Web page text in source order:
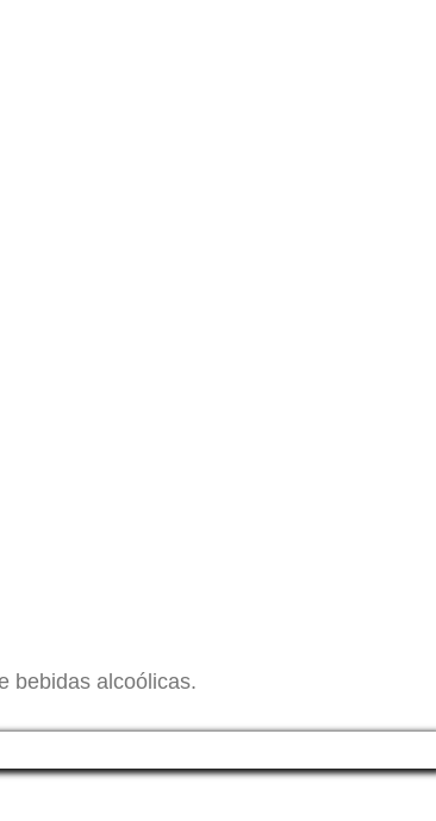
bebidas alcoólicas.